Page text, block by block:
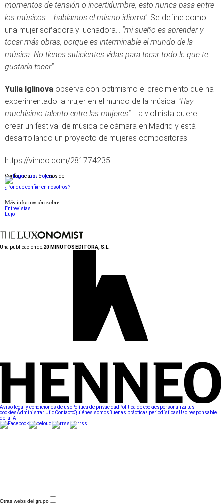
momentos de tensión o incertidumbre, esto nunca pasa entre
los músicos... hablamos el mismo idioma". Se define como
una mujer soñadora y luchadora... "mi sueño es aprender y
tocar más obras, porque es interminable el mundo de la
música. No tienes suficientes vidas para tocar todo lo que te
gustaría tocar".
Yulia Iglinova observa con optimismo el crecimiento que ha
experimentado la mujer en el mundo de la música: "Hay
muchísimo talento entre las mujeres". La violinista quiere
crear un festival de música de cámara en Madrid y está
desarrollando un proyecto de mujeres compositoras.
https://vimeo.com/281774235
Conforme a los criterios de
¿Por qué confiar en nosotros?
Más información sobre:
Entrevistas
Lujo
Una publicación de:20 MINUTOS EDITORA, S.L.
Aviso legal y condiciones de usoPolítica de privacidad Política de cookiespersonaliza tus
cookiesAdministrar UtiqContactoQuiénes somos Buenas prácticas periodísticasUso responsable
de la IA
Otras webs del grupo